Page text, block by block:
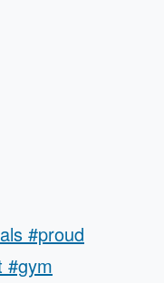
#proud
#gym